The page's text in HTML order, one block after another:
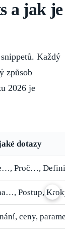
a jak je
Každý
způsob
2026 je
dotazy
Proč…,
Postup, Kroky
ceny,
›